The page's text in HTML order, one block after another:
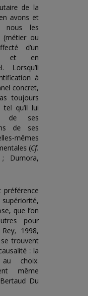
de la
avons et
nous les
(métier ou
d’un
et en
Lorsqu’il
à
concret,
toujours
qu’il lui
de ses
de ses
mêmes
(Cf.
Dumora,
préférence
que l’on
pour
Rey, 1998,
trouvent
: la
au choix.
même
Du